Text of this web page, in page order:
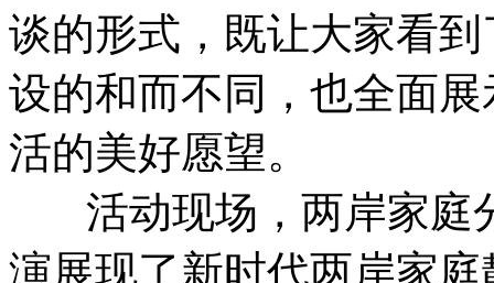
谈的形式，既让大家看
设的和而不同，也全面
活的美好愿望。
活动现场，两岸家庭
演展现了新时代两岸家